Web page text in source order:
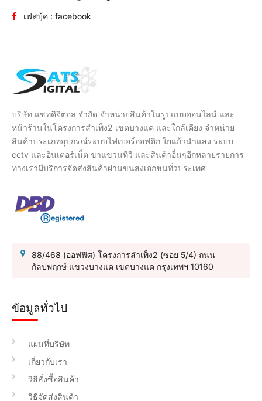
เฟสบุ้ค : facebook
บริษัท แซทดิจิตอล จำกัด จำหน่ายสินค้าในรูปแบบออนไลน์ และ
หน้าร้านในโครงการสำเพ็ง2 เขตบางแค และใกล้เคียง จำหน่าย
สินค้าประเภทอุปกรณ์ระบบไฟเบอร์ออฟติก ใยแก้วนำแสง ระบบ
cctv และอินเตอร์เน็ต ขาแขวนทีวี และสินค้าอื่นๆอีกหลายรายการ
ทางเรามีบริการจัดส่งสินค้าผ่านขนส่งเอกชนทั่วประเทศ
88/468 (ออฟฟิศ) โครงการสำเพ็ง2 (ซอย 5/4) ถนน
กัลปพฤกษ์ แขวงบางแค เขตบางแค กรุงเทพฯ 10160
ข้อมูลทั่วไป
แผนที่บริษัท
เกี่ยวกับเรา
วิธีสั่งซื้อสินค้า
วิธีจัดส่งสินค้า